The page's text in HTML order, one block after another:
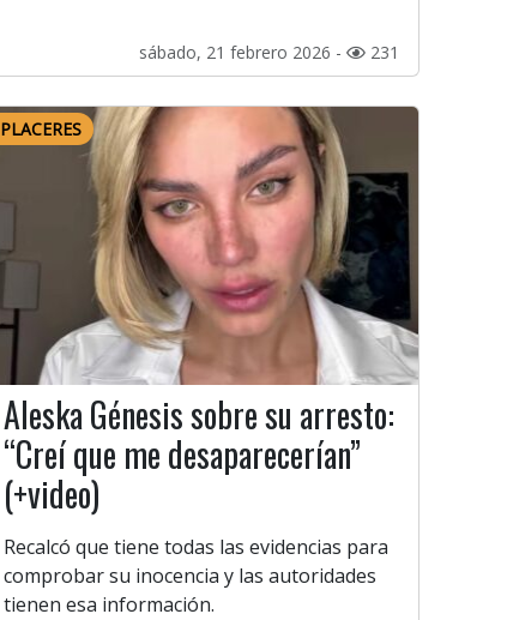
sábado, 21 febrero 2026 - 231
PLACERES
Aleska Génesis sobre su arresto:
“Creí que me desaparecerían”
(+video)
Recalcó que tiene todas las evidencias para
comprobar su inocencia y las autoridades
tienen esa información.